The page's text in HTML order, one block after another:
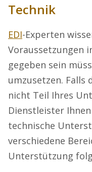
Technik
EDI-Experten
Voraussetzungen
gegeben sein
umzusetzen. Falls
nicht Teil Ihres
Dienstleister
technische
verschiedene
Unterstützung